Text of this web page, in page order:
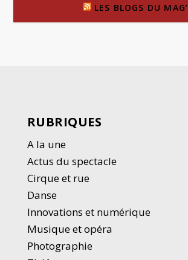
LES BLOGS DU MAG’
RUBRIQUES
A la une
Actus du spectacle
Cirque et rue
Danse
Innovations et numérique
Musique et opéra
Photographie